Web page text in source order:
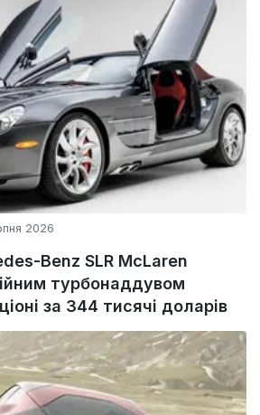
2026
Benz SLR McLaren
турбонаддувом
за 344 тисячі доларів